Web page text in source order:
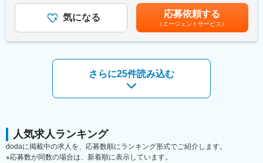
【同社について】
当社は売上高256億円、全国77拠点、従業員数570名規模を誇る調
網を拡大してきました。国内だけでなく、海外での売上も安定的
に伸びているため経営が安定しています。
・工事/搬入業者の評価を適時実施し、必要であれば是正措置を行
う。
・設置工事に関する見積価格の精査を行う。
■特徴（担当製品製品一例）：
【MRI】GEは超伝導MRIの稼動実績において、日本だけでなく世
界においてもトップシェアを維持し続けています。また、医学研
究分野においても多数の納入実績があり、お客様への研究サポー
製品ラインナップを有しています。MRIと同様に圧倒的なトップ
シェアを有しており、当社とシェア2位の2社だけでも市場の80％
を占めています。
目安の金額であり、選考を通じて上下する可能性があります。月
給(月額)は固定手当を含めた表記です。
気になる 応募依頼する
（エージェントサービス）
さらに25件読み込む
人気求人ランキング
dodaに掲載中の求人を、応募数順にランキング形式でご紹介します。
※応募数が同数の場合は、新着順に表示しています。